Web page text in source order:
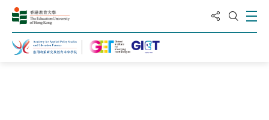
分享到
打开搜
打